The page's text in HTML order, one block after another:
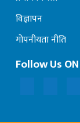
विज्ञापन
गोपनीयता नीति
Follow Us ON